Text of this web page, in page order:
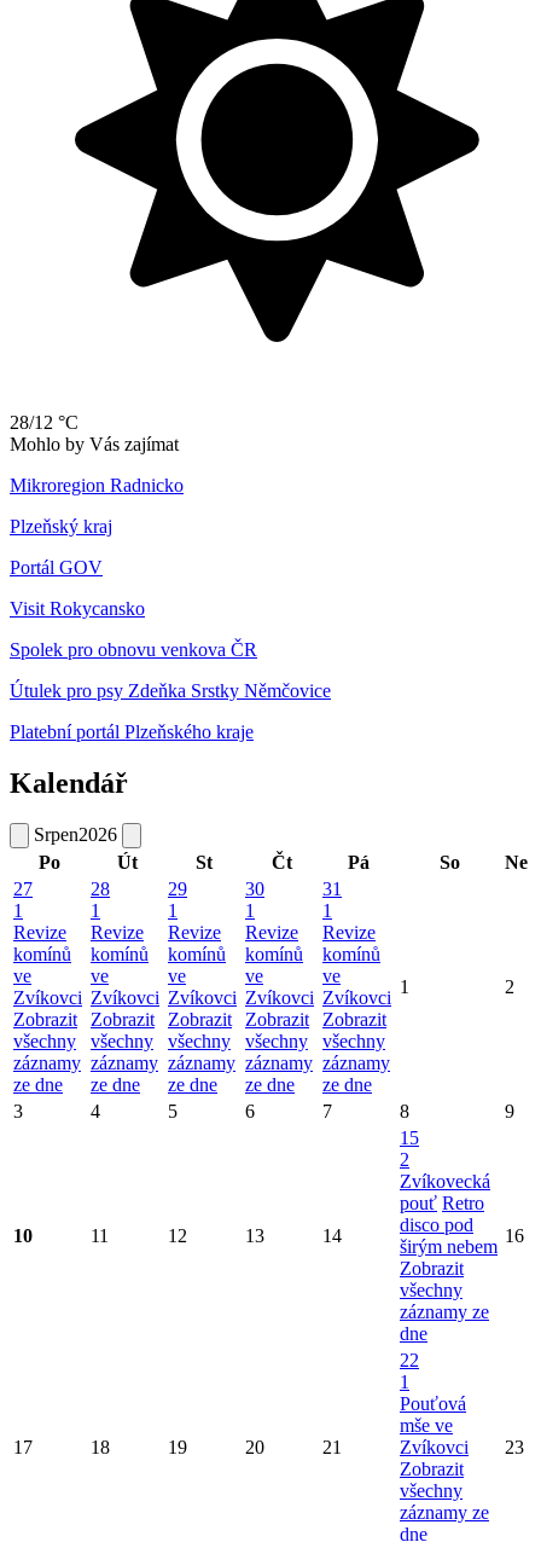
28/12 °C
Mohlo by Vás zajímat
Mikroregion Radnicko
Plzeňský kraj
Portál GOV
Visit Rokycansko
Spolek pro obnovu venkova ČR
Útulek pro psy Zdeňka Srstky Němčovice
Platební portál Plzeňského kraje
Kalendář
Srpen2026
Po
Út St Čt Pá So
Ne
27
1
Revize
komínů
ve
Zvíkovci
Zobrazit
všechny
záznamy
ze dne
28
1
Revize
komínů
ve
Zvíkovci
Zobrazit
všechny
záznamy
ze dne
29
1
Revize
komínů
ve
Zvíkovci
Zobrazit
všechny
záznamy
ze dne
30
1
Revize
komínů
ve
Zvíkovci
Zobrazit
všechny
záznamy
ze dne
31
1
Revize
komínů
ve
Zvíkovci
Zobrazit
všechny
záznamy
ze dne
1 2
3 4 5 6 7 8 9
10 11 12 13 14
15
2
Zvíkovecká
pouť Retro
disco pod
širým nebem
Zobrazit
všechny
záznamy ze
dne
16
17 18 19 20 21
22
1
Pouťová
mše ve
Zvíkovci
Zobrazit
všechny
záznamy ze
dne
23